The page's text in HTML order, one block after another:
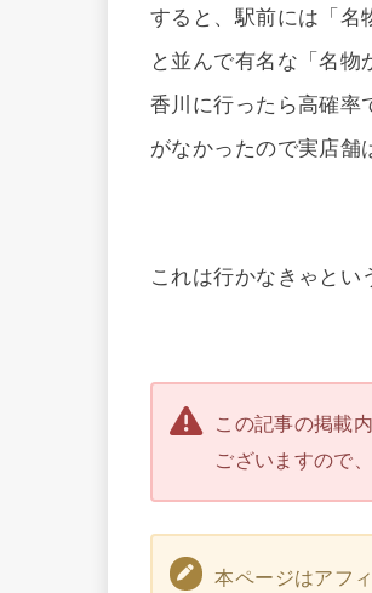
すると、駅前には「名
と並んで有名な「名
香川に行ったら高確率
がなかったので実店舗
これは行かなきゃとい
この記事の掲載内
ございますので
本ページはアフ